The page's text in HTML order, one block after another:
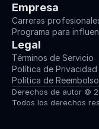
Empresa
Carreras
Programa para
Legal
Términos de Servicio
Política de Privacidad
Política de Reembolso
Derechos de autor ©
Todos los derechos